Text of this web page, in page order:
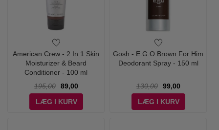
American Crew - 2 In 1 Skin
Moisturizer & Beard
Conditioner - 100 ml
195,00
89,00
LÆG I KURV
Gosh - E.G.O Brown For Him
Deodorant Spray - 150 ml
130,00
99,00
LÆG I KURV